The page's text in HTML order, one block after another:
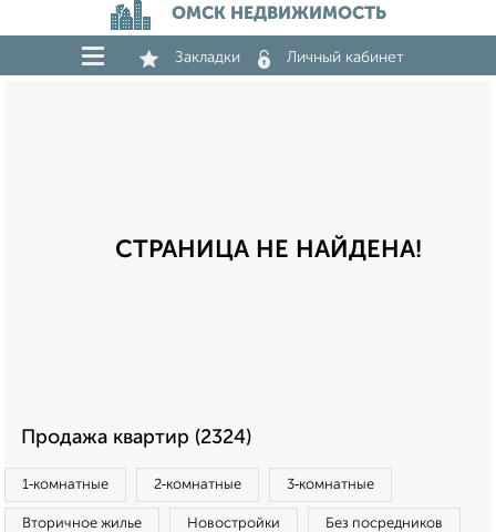
ОМСК НЕДВИЖИМОСТЬ
Закладки Личный кабинет
СТРАНИЦА НЕ НАЙДЕНА!
Продажа квартир (2324)
1‑комнатные 2‑комнатные 3‑комнатные
Вторичное жилье Новостройки Без посредников